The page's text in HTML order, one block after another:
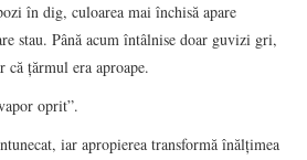
în dig, culoarea mai închisă apare
stau. Până acum întâlnise doar guvizi gri,
că țărmul era aproape.
oprit”.
iar apropierea transformă înălțimea